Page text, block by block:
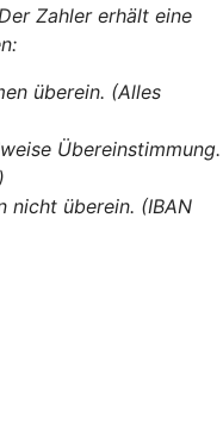
Zahler erhält eine
überein. (Alles
Übereinstimmung.
nicht überein. (IBAN